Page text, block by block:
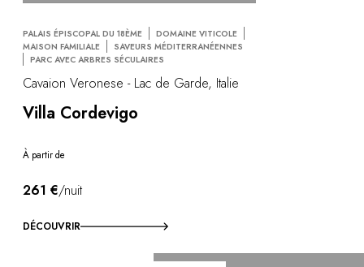
PALAIS ÉPISCOPAL DU 18ÈME
DOMAINE VITICOLE
MAISON FAMILIALE
SAVEURS MÉDITERRANÉENNES
PARC AVEC ARBRES SÉCULAIRES
Cavaion Veronese - Lac de Garde, Italie
Villa Cordevigo
À partir de
261 €/nuit
DÉCOUVRIR